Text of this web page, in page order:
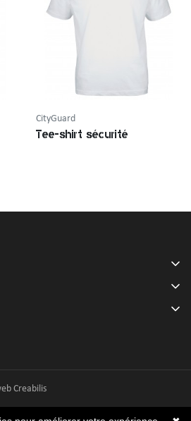
CityGuard
Tee-shirt sécurité
Creabilis